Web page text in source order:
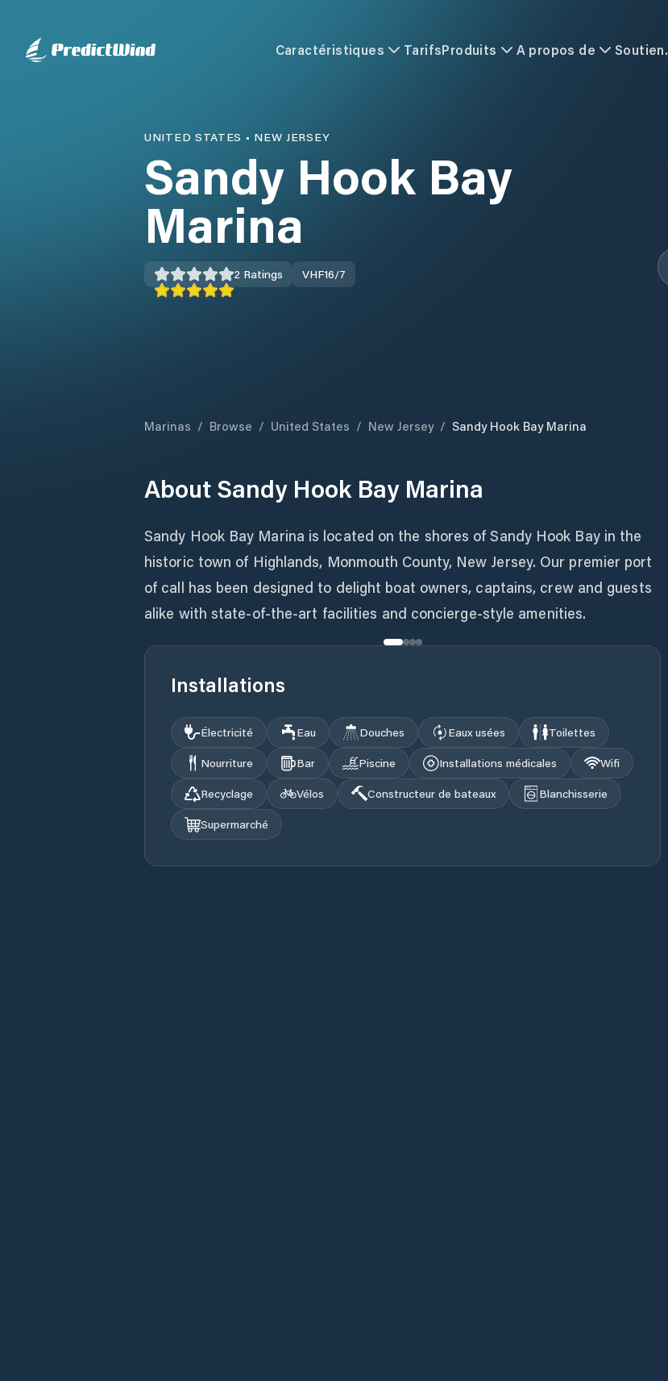
Caractéristiques TarifsProduits A propos de Soutien.
UNITED STATES • NEW JERSEY
Sandy Hook Bay
Marina
2 Ratings VHF16/7
Marinas / Browse / United States / New Jersey / Sandy Hook Bay Marina
About Sandy Hook Bay Marina
Sandy Hook Bay Marina is located on the shores of Sandy Hook Bay in the
historic town of Highlands, Monmouth County, New Jersey. Our premier port
of call has been designed to delight boat owners, captains, crew and guests
alike with state-of-the-art facilities and concierge-style amenities.
Installations
Électricité Eau Douches Eaux usées
Toilettes
Nourriture
Bar Piscine Installations médicales
Wifi
Recyclage
Vélos Constructeur de bateaux
Blanchisserie
Supermarché